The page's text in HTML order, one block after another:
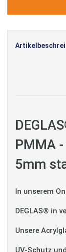
PMMA
5mm
In unserem
DEGLAS® in
Unsere
UV-Schutz